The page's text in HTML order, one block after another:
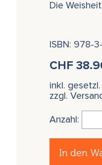
Die
ISBN: 978-
CHF
inkl.
zzgl.
Anzahl:
In den